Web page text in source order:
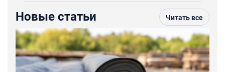
Новые статьи Читать все